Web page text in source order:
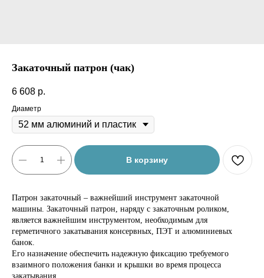
Закаточный патрон (чак)
6 608 р.
Диаметр
В корзину
Патрон закаточный – важнейший инструмент закаточной
машины. Закаточный патрон, наряду с закаточным роликом,
является важнейшим инструментом, необходимым для
герметичного закатывания консервных, ПЭТ и алюминиевых
банок.
Его назначение обеспечить надежную фиксацию требуемого
взаимного положения банки и крышки во время процесса
закатывания.